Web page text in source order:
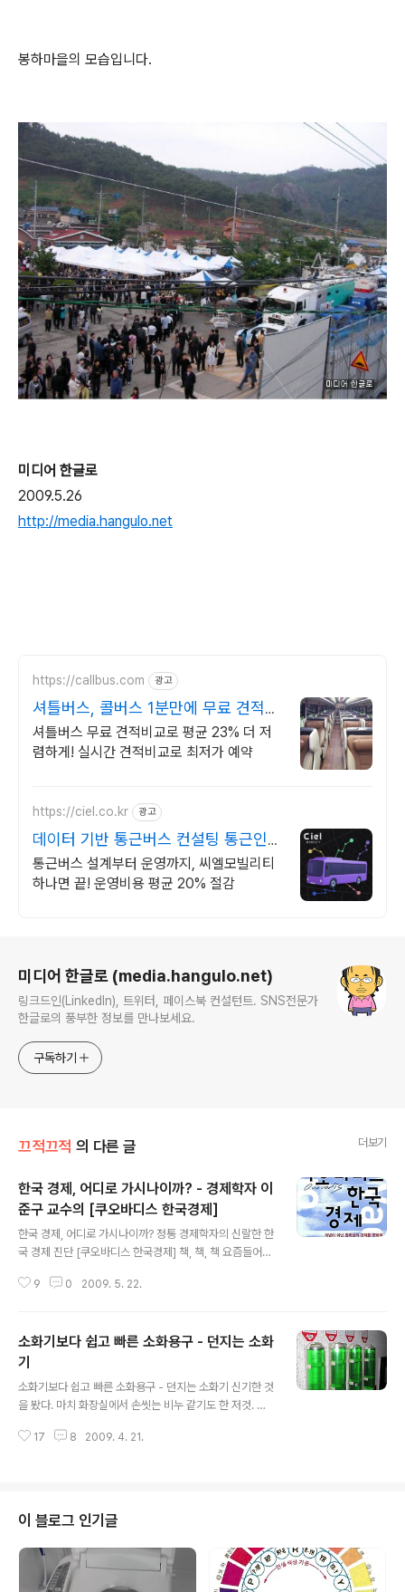
봉하마을의 모습입니다.
미디어 한글로
2009.5.26
http://media.hangulo.net
https://callbus.com 광고
셔틀버스, 콜버스 1분만에 무료 견적
확인가능
셔틀버스 무료 견적비교로 평균 23% 더 저
렴하게! 실시간 견적비교로 최저가 예약
https://ciel.co.kr 광고
데이터 기반 통근버스 컨설팅 통근인프
라구축은 씨엘모빌리티
통근버스 설계부터 운영까지, 씨엘모빌리티
하나면 끝! 운영비용 평균 20% 절감
미디어 한글로 (media.hangulo.net)
링크드인(LinkedIn), 트위터, 페이스북 컨설턴트. SNS전문가
한글로의 풍부한 정보를 만나보세요.
구독하기
끄적끄적 의 다른 글 더보기
한국 경제, 어디로 가시나이까? - 경제학자 이
준구 교수의 [쿠오바디스 한국경제]
한국 경제, 어디로 가시나이까? 정통 경제학자의 신랄한 한
국 경제 진단 [쿠오바디스 한국경제] 책, 책, 책 요즘들어서
트는 잘도 된다. 아무래도 이젠 책 좀 읽으라는 신의 계시인
술 넘어가는 책들이다. 그런데, 문제의 책이 한 권 있었다.
이준구 교수의 '쿠오바디스 한국경제 - 이념이 아닌 합리성
의 경제를 향하여' 라는 책이다. 제목만으로 책을 고르라면,
절대로 내가 고르지 않았을 그런 책 제목이다. 그런데, 받은
책을 그냥 책꽂이에 놓아둘 수는 없다. 일단 머리말이라도
읽어주는 것이 예의다. ▲ 이준구 교수의 '경제는 오른쪽
9 0 2009. 5. 22.
소화기보다 쉽고 빠른 소화용구 - 던지는 소화
기
소화기보다 쉽고 빠른 소화용구 - 던지는 소화기 신기한 것
을 봤다. 마치 화장실에서 손씻는 비누 같기도 한 저것. 소
구다. ① 커버를 앞쪽으로 당겨 벗겨낸다 ② 소화탄을 꺼낸
다에서 떨어지는 주부를 본 적이 있는데, 저런 소화용구라
도 있었으면 좀 더 나았을 것을.. 하는 생각도 든다. 집집마
다 있으면 좀 든든할텐데... 우리집에도 소화기가 두어대 있
는데, 점검이나 해봐야겠다. 미디어 한글로 2009.4.21. ht
tp://media.hangulo.net
17 8 2009. 4. 21.
이 블로그 인기글